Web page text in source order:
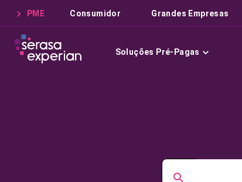
PME Consumidor Grandes Empresas
Soluções Pré-Pagas